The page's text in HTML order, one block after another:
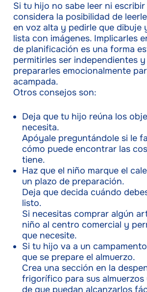
Si tu hijo no sabe leer ni
considera la posibilidad de
en voz alta y pedirle que dibuje
lista con imágenes. Implicarles
de planificación es una forma
permitirles ser independientes
prepararles emocionalmente
acampada.
Otros consejos son:
Deja que tu hijo reúna los
necesita.
Apóyale preguntándole si le
cómo puede encontrar las
tiene.
Haz que el niño marque el
un plazo de preparación.
Deja que decida cuándo
listo.
Si necesitas comprar algún
niño al centro comercial y
que necesite.
Si tu hijo va a un
que se prepare el almuerzo.
Crea una sección en la
frigorífico para sus almuerzos
de que puedan alcanzarlos